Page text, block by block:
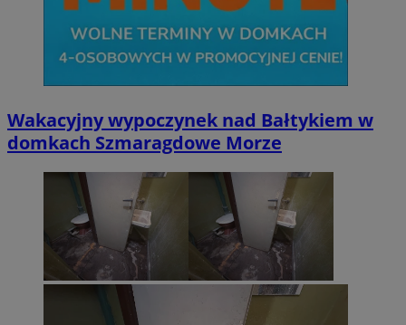
Wakacyjny wypoczynek nad Bałtykiem w
domkach Szmaragdowe Morze